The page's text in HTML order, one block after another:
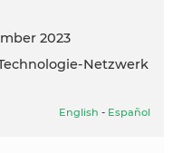
2023
Netzwerk
English - Español